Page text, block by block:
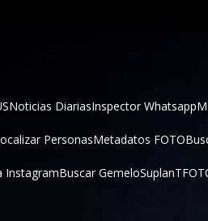
Noticias DiariasInspector Whatsapp
PersonasMetadatos FOTO
InstagramBuscar GemeloSuplanT